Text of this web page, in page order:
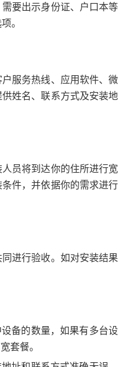
要出示身份证、户口本等
。
服务热线、应用软件、微
姓名、联系方式及安装地
员将到达你的住所进行宽
件，并依据你的需求进行
进行验收。如对安装结果
备的数量，如果有多台设
套餐。